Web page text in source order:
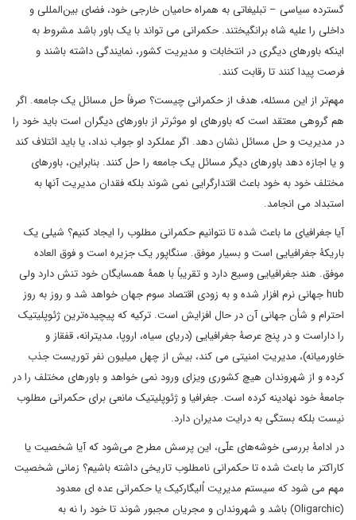
گسترده سیاسی – تبلیغاتی به همراه حامیان خارجی خود، فضای بین‌المللی و
داخلی را علیه شاه برانگیختند. حکمرانی می تواند با یک باور باشد مشروط به
اینکه باورهای دیگری در انتخابات و مدیریت کشور، نمایندگی داشته باشند و
فرصت پیدا کنند تا رقابت کنند.
مهم‌تر از این مسئله، هدف از حکمرانی چیست؟ صرفاً حل مسائل یک جامعه. اگر
هم گروهی معتقد است که باورهای او موثرتر از باورهای دیگران است باید خود را
در مدیریت و حل مسائل نشان دهد. اگر عملکرد او جواب نداد، یا باید ائتلاف کند
و یا اجازه دهد باورهای دیگر مسائل یک جامعه را حل کنند. بنابراین، باورهای
مختلف خود به خود باعث اقتدارگرایی نمی شوند بلکه فقدان مدیریت آنها به
استبداد می انجامد.
آیا جغرافیای ما باعث شده تا نتوانیم حکمرانی مطلوب را ایجاد کنیم؟ شیلی یک
باریکۀ جغرافیایی است و بسیار موفق. سنگاپور یک جزیره است و فوق العاده
موفق. هند جغرافیایی وسیع دارد و تقریباً با همۀ همسایگان خود تنش دارد ولی
hub جهانی نرم افزار شده و به زودی اقتصاد سوم جهان خواهد شد و روز به روز
احترام و شأن جهانی آن در حال افزایش است. ترکیه که پیچیده‌ترین ژئوپلیتیک
را داراست و در پنج عرصۀ جغرافیایی (دریای سیاه، اروپا، مدیترانه، قفقاز و
خاورمیانه)، مدیریتِ امنیتی می کند، بیش از چهل میلیون نفر توریست جذب
کرده و از شهروندان هیچ کشوری ویزای ورود نمی خواهد و باورهای مختلف را در
جامعۀ خود نهادینه کرده است. جغرافیا و ژئوپلیتیک مانعی برای حکمرانی مطلوب
نیست بلکه بستگی به درایت مدیران دارد.
در ادامۀ بررسی خوشه‌های علّی، این پرسش مطرح می‌شود که آیا شخصیت یا
کاراکتر ما باعث شده تا حکمرانی نامطلوب تاریخی داشته باشیم؟ زمانی شخصیت
مهم می شود که سیستم مدیریت اُلیگارکیک یا حکمرانی عده ای معدود
(Oligarchic) باشد و شهروندان و مجریان مجبور شوند تا خود را نه به